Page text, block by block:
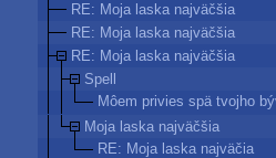
RE: Moja laska najväčšia
RE: Moja laska najväčšia
RE: Moja laska najväčšia
Spell
Môem privies spä tvojho
Moja laska najväčšia
RE: Moja laska najväčia